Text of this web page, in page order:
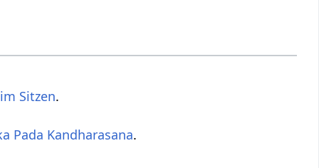
Sitzen.
Pada Kandharasana.